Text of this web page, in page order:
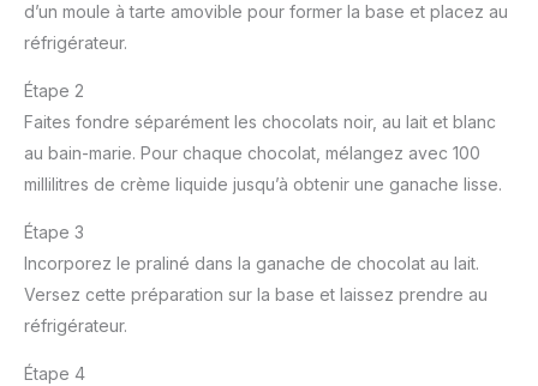
d’un moule à tarte amovible pour former la base et placez au
réfrigérateur.
Étape 2
Faites fondre séparément les chocolats noir, au lait et blanc
au bain-marie. Pour chaque chocolat, mélangez avec 100
millilitres de crème liquide jusqu’à obtenir une ganache lisse.
Étape 3
Incorporez le praliné dans la ganache de chocolat au lait.
Versez cette préparation sur la base et laissez prendre au
réfrigérateur.
Étape 4